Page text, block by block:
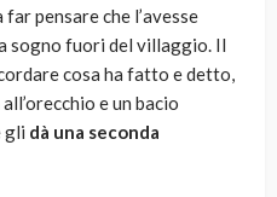
far pensare che l’avesse
sogno fuori del villaggio. Il
cosa ha fatto e detto,
e un bacio
gli dà una seconda